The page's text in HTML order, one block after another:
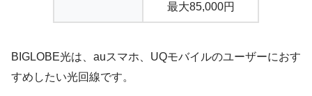
最大85,000円
BIGLOBE光は、auスマホ、UQモバイルのユーザーにおす
すめしたい光回線です。